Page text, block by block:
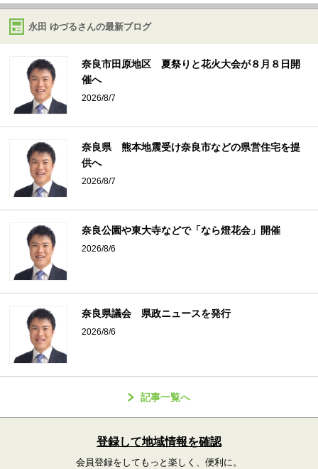
永田 ゆづるさんの最新ブログ
奈良市田原地区 夏祭りと花火大会が８月８日開
催へ
2026/8/7
奈良県 熊本地震受け奈良市などの県営住宅を提
供へ
2026/8/7
奈良公園や東大寺などで「なら燈花会」開催
2026/8/6
奈良県議会 県政ニュースを発行
2026/8/6
記事一覧へ
登録して地域情報を確認
会員登録をしてもっと楽しく、便利に。